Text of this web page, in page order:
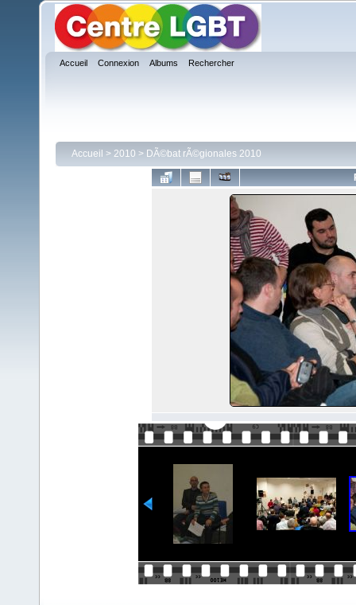
Accueil Connexion Albums Rechercher
Accueil > 2010 > DÃ©bat rÃ©gionales 2010